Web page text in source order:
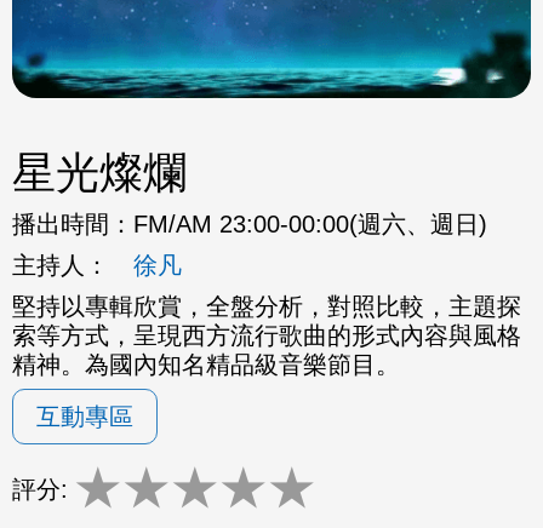
星光燦爛
播出時間： FM/AM 23:00-00:00(週六、週日)
主持人：
徐凡
堅持以專輯欣賞，全盤分析，對照比較，主題探
索等方式，呈現西方流行歌曲的形式內容與風格
精神。為國內知名精品級音樂節目。
互動專區
評分: ★★★★★